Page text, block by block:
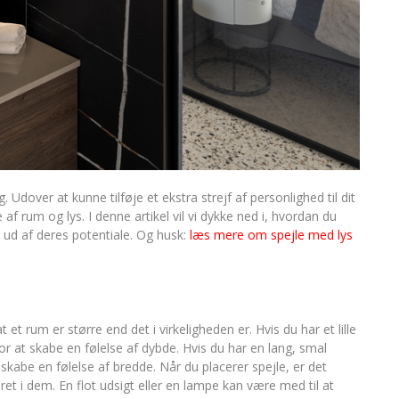
Udover at kunne tilføje et ekstra strejf af personlighed til dit
rum og lys. I denne artikel vil vi dykke ned i, hvordan du
af deres potentiale. Og husk: læs mere om spejle med lys
rum er større end det i virkeligheden er. Hvis du har et lille
skabe en følelse af dybde. Hvis du har en lang, smal
en følelse af bredde. Når du placerer spejle, er det
i dem. En flot udsigt eller en lampe kan være med til at